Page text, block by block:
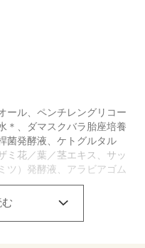
ール、ペンチレングリコー
＊、ダマスクバラ胎座培養
菌発酵液、ケトグルタル
ミ花／葉／茎エキス、サッ
ツ）発酵液、アラビアゴム
ラヤコエンジーエキス、ミ
チルリチン酸２Ｋ、トレハ
ロキクラゲ多糖体、ヒアル